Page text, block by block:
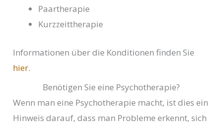
Paartherapie
Kurzzeittherapie
Informationen über die Konditionen finden Sie
hier.
Benötigen Sie eine Psychotherapie?
Wenn man eine Psychotherapie macht, ist dies ein
Hinweis darauf, dass man Probleme erkennt, sich